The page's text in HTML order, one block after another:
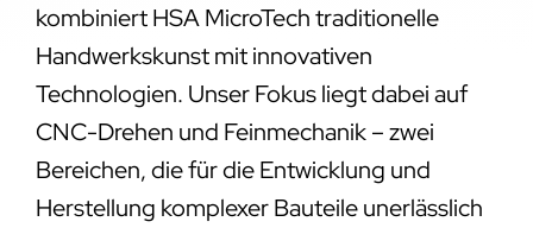
kombiniert HSA MicroTech traditionelle
Handwerkskunst mit innovativen
Technologien. Unser Fokus liegt dabei auf
CNC-Drehen und Feinmechanik – zwei
Bereichen, die für die Entwicklung und
Herstellung komplexer Bauteile unerlässlich